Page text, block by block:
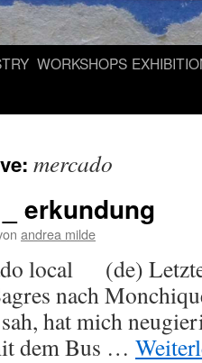
WORKSHOPS
mercado
erkundung
andrea milde
local (de)
nach
hat mich
dem Bus …